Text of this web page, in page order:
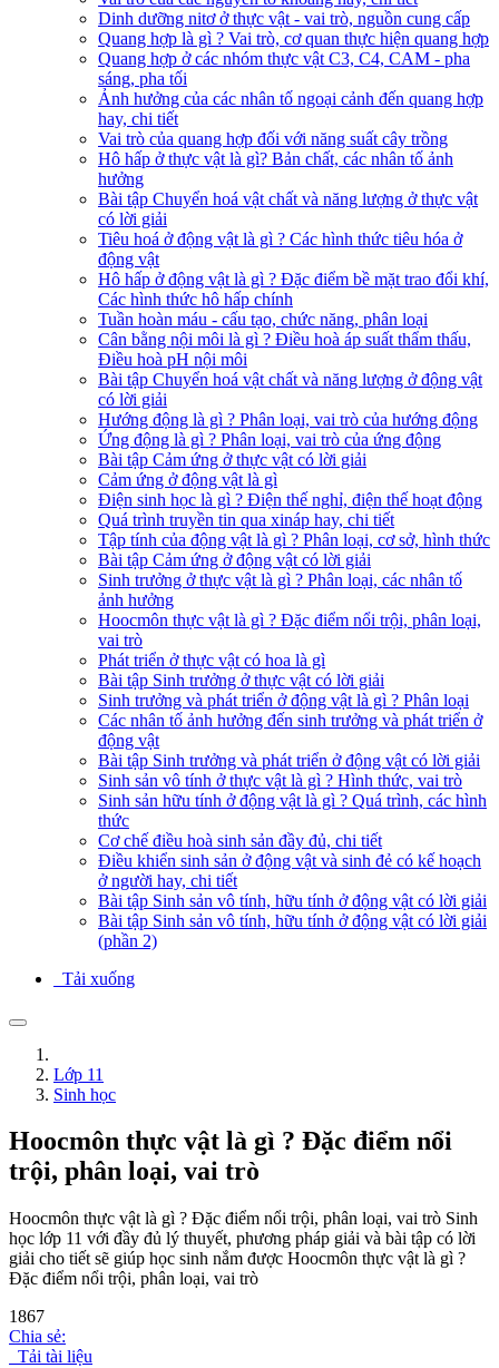
Dinh dưỡng nitơ ở thực vật - vai trò, nguồn cung cấp
Quang hợp là gì ? Vai trò, cơ quan thực hiện quang hợp
Quang hợp ở các nhóm thực vật C3, C4, CAM - pha
sáng, pha tối
Ảnh hưởng của các nhân tố ngoại cảnh đến quang hợp
hay, chi tiết
Vai trò của quang hợp đối với năng suất cây trồng
Hô hấp ở thực vật là gì? Bản chất, các nhân tố ảnh
hưởng
Bài tập Chuyển hoá vật chất và năng lượng ở thực vật
có lời giải
Tiêu hoá ở động vật là gì ? Các hình thức tiêu hóa ở
động vật
Hô hấp ở động vật là gì ? Đặc điểm bề mặt trao đổi khí,
Các hình thức hô hấp chính
Tuần hoàn máu - cấu tạo, chức năng, phân loại
Cân bằng nội môi là gì ? Điều hoà áp suất thẩm thấu,
Điều hoà pH nội môi
Bài tập Chuyển hoá vật chất và năng lượng ở động vật
có lời giải
Hướng động là gì ? Phân loại, vai trò của hướng động
Ứng động là gì ? Phân loại, vai trò của ứng động
Bài tập Cảm ứng ở thực vật có lời giải
Cảm ứng ở động vật là gì
Điện sinh học là gì ? Điện thế nghỉ, điện thế hoạt động
Quá trình truyền tin qua xináp hay, chi tiết
Tập tính của động vật là gì ? Phân loại, cơ sở, hình thức
Bài tập Cảm ứng ở động vật có lời giải
Sinh trưởng ở thực vật là gì ? Phân loại, các nhân tố
ảnh hưởng
Hoocmôn thực vật là gì ? Đặc điểm nổi trội, phân loại,
vai trò
Phát triển ở thực vật có hoa là gì
Bài tập Sinh trưởng ở thực vật có lời giải
Sinh trưởng và phát triển ở động vật là gì ? Phân loại
Các nhân tố ảnh hưởng đến sinh trưởng và phát triển ở
động vật
Bài tập Sinh trưởng và phát triển ở động vật có lời giải
Sinh sản vô tính ở thực vật là gì ? Hình thức, vai trò
Sinh sản hữu tính ở động vật là gì ? Quá trình, các hình
thức
Cơ chế điều hoà sinh sản đầy đủ, chi tiết
Điều khiển sinh sản ở động vật và sinh đẻ có kế hoạch
ở người hay, chi tiết
Bài tập Sinh sản vô tính, hữu tính ở động vật có lời giải
Bài tập Sinh sản vô tính, hữu tính ở động vật có lời giải
(phần 2)
Tải xuống
Lớp 11
Sinh học
Hoocmôn thực vật là gì ? Đặc điểm nổi
trội, phân loại, vai trò
Hoocmôn thực vật là gì ? Đặc điểm nổi trội, phân loại, vai trò Sinh
học lớp 11 với đầy đủ lý thuyết, phương pháp giải và bài tập có lời
giải cho tiết sẽ giúp học sinh nắm được Hoocmôn thực vật là gì ?
Đặc điểm nổi trội, phân loại, vai trò
1867
Chia sẻ:
Tải tài liệu